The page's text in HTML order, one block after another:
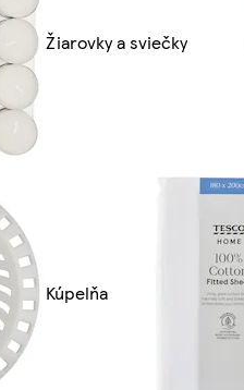
Žiarovky a sviečky
Kúpelňa